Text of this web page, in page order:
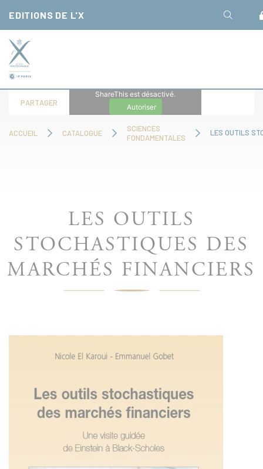
EDITIONS DE L'X
ACCUEIL CATALOGUE
SCIENCES
FONDAMENTALES
PARTAGER
ShareThis est désactivé.
Autoriser
LES OUTILS
STOCHASTIQUES DES
MARCHÉS FINANCIERS